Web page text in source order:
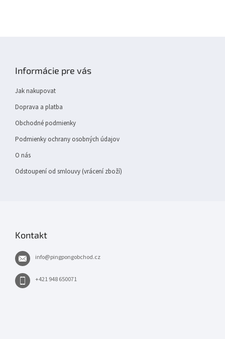
Informácie pre vás
Jak nakupovat
Doprava a platba
Obchodné podmienky
Podmienky ochrany osobných údajov
O nás
Odstoupení od smlouvy (vrácení zboží)
Kontakt
info@pingpongobchod.cz
+421 948 650071